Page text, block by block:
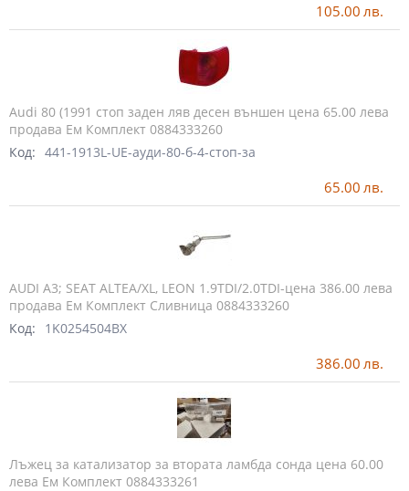
105.00 лв.
Audi 80 (1991 стоп заден ляв десен външен цена 65.00 лева
продава Ем Комплект 0884333260
Код: 441-1913L-UE-ауди-80-б-4-стоп-за
65.00 лв.
AUDI A3; SEAT ALTEA/XL, LEON 1.9TDI/2.0TDI-цена 386.00 лева
продава Ем Комплект Сливница 0884333260
Код:
1K0254504BX
386.00 лв.
Лъжец за катализатор за втората ламбда сонда цена 60.00
лева Ем Комплект 0884333261